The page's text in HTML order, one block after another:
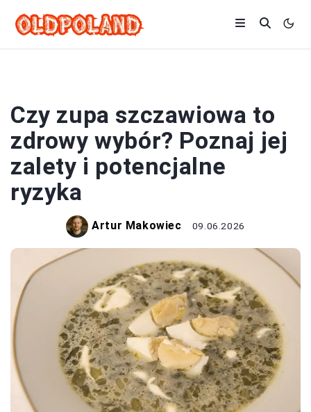
Czy zupa szczawiowa to
zdrowy wybór? Poznaj jej
zalety i potencjalne
ryzyka
Artur Makowiec 09.06.2026